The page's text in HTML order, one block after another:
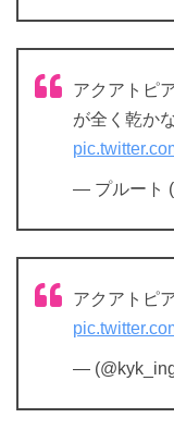
アクアトピ
が全く乾か
— プルート
アクアトピ
—